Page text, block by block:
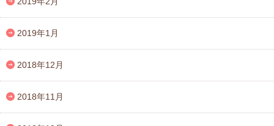
2019年1月
2018年12月
2018年11月